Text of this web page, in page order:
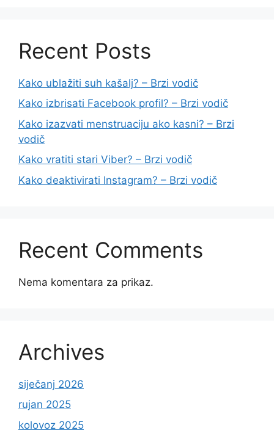
Recent Posts
Kako ublažiti suh kašalj? – Brzi vodič
Kako izbrisati Facebook profil? – Brzi vodič
Kako izazvati menstruaciju ako kasni? – Brzi
vodič
Kako vratiti stari Viber? – Brzi vodič
Kako deaktivirati Instagram? – Brzi vodič
Recent Comments
Nema komentara za prikaz.
Archives
siječanj 2026
rujan 2025
kolovoz 2025